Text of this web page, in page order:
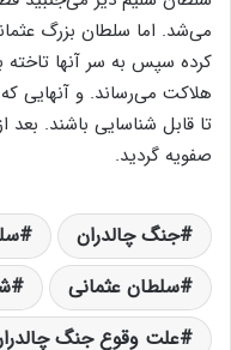
می‌شد. اما سلطان بزرگ
کرده سپس به سر آنها تاخته
هلاکت می‌رساند. و آنهایی
تا قابل شناسایی باشند. بعد
صفویه گردید.
جنگ چالدران
سلطان عثمانی
علت وقوع جنگ